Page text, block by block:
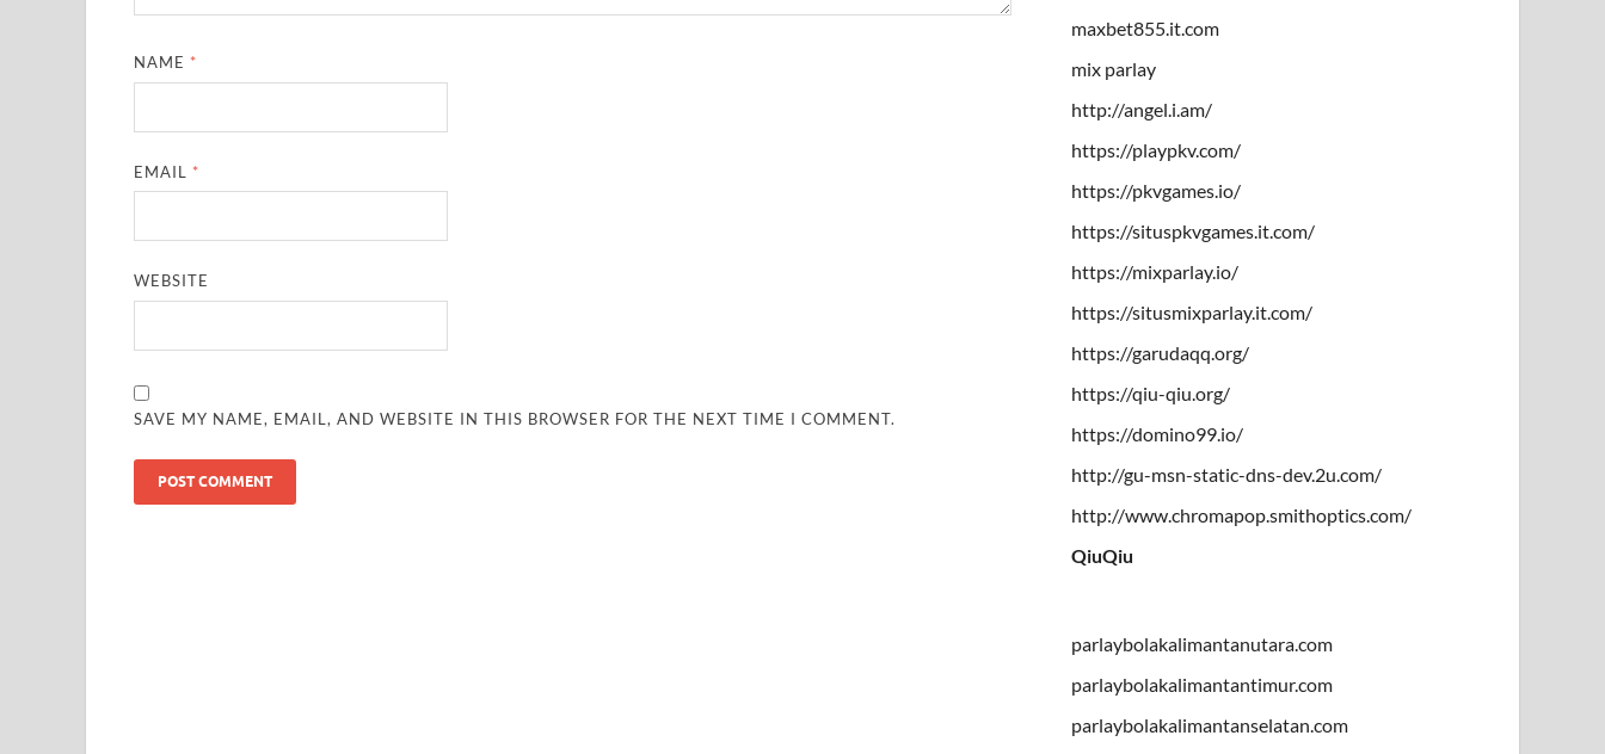
NAME *
EMAIL *
WEBSITE
SAVE MY NAME, EMAIL, AND WEBSITE IN THIS BROWSER FOR THE NEXT TIME I COMMENT.
maxbet855.it.com
mix parlay
http://angel.i.am/
https://playpkv.com/
https://pkvgames.io/
https://situspkvgames.it.com/
https://mixparlay.io/
https://situsmixparlay.it.com/
https://garudaqq.org/
https://qiu-qiu.org/
https://domino99.io/
http://gu-msn-static-dns-dev.2u.com/
http://www.chromapop.smithoptics.com/
QiuQiu
parlaybolakalimantanutara.com
parlaybolakalimantantimur.com
parlaybolakalimantanselatan.com